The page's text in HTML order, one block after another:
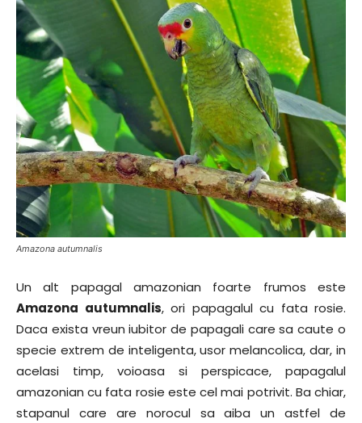
Amazona autumnalis
Un alt papagal amazonian foarte frumos este
Amazona autumnalis, ori papagalul cu fata rosie.
Daca exista vreun iubitor de papagali care sa caute o
specie extrem de inteligenta, usor melancolica, dar, in
acelasi timp, voioasa si perspicace, papagalul
amazonian cu fata rosie este cel mai potrivit. Ba chiar,
stapanul care are norocul sa aiba un astfel de